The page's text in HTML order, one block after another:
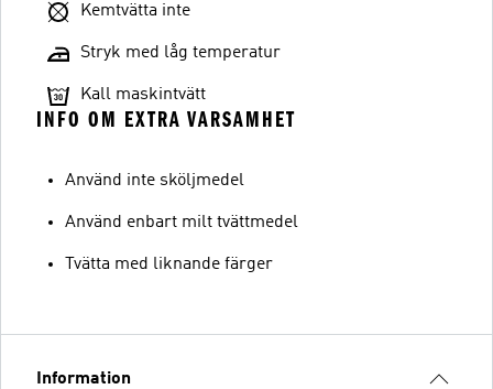
Kemtvätta inte
Stryk med låg temperatur
Kall maskintvätt
INFO OM EXTRA VARSAMHET
Använd inte sköljmedel
Använd enbart milt tvättmedel
Tvätta med liknande färger
Information